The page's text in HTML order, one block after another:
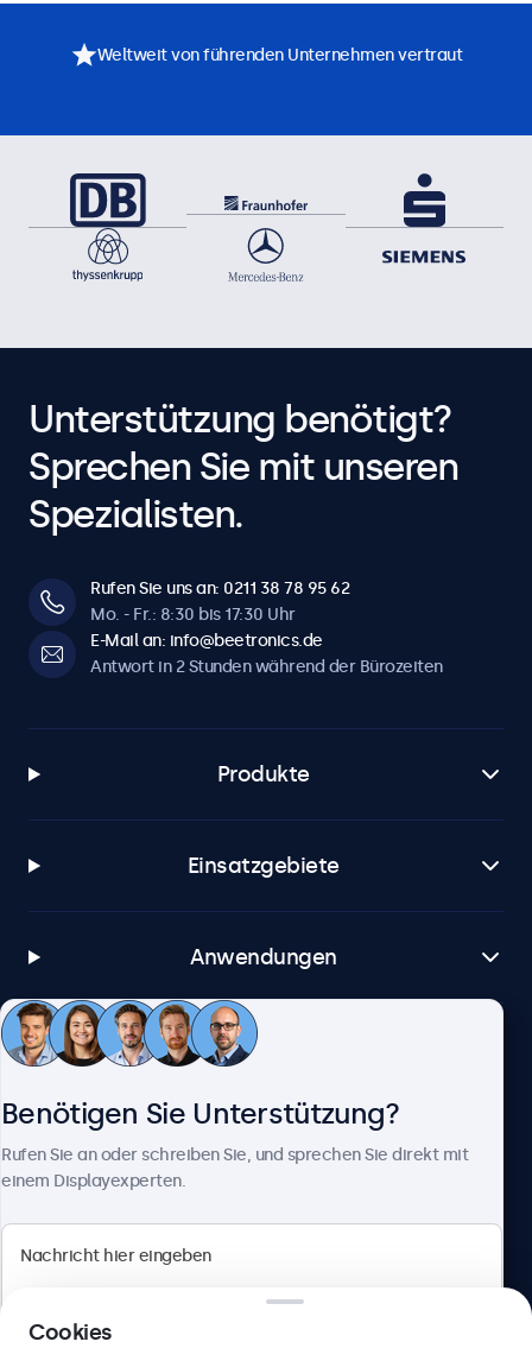
Weltweit von führenden Unternehmen vertraut
Unterstützung benötigt?
Sprechen Sie mit unseren
Spezialisten.
Rufen Sie uns an: 0211 38 78 95 62
Mo. - Fr.: 8:30 bis 17:30 Uhr
E-Mail an: info@beetronics.de
Antwort in 2 Stunden während der Bürozeiten
Produkte
Einsatzgebiete
Anwendungen
Kundenservice
Berliner Allee 59, 40212 Düsseldorf, Deutschland
Benötigen Sie Unterstützung?
Rufen Sie an oder schreiben Sie, und sprechen Sie direkt mit
einem Displayexperten.
Cookies